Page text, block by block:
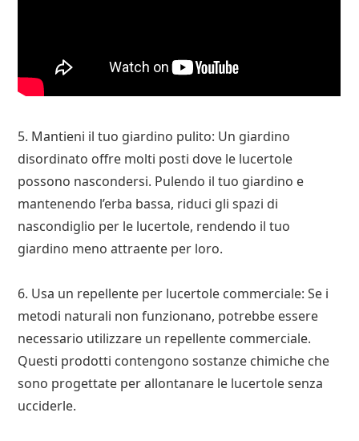
5. Mantieni il tuo giardino pulito: Un giardino
disordinato offre molti posti dove le lucertole
possono nascondersi. Pulendo il tuo giardino e
mantenendo l’erba bassa, riduci gli spazi di
nascondiglio per le lucertole, rendendo il tuo
giardino meno attraente per loro.
6. Usa un repellente per lucertole commerciale: Se i
metodi naturali non funzionano, potrebbe essere
necessario utilizzare un repellente commerciale.
Questi prodotti contengono sostanze chimiche che
sono progettate per allontanare le lucertole senza
ucciderle.